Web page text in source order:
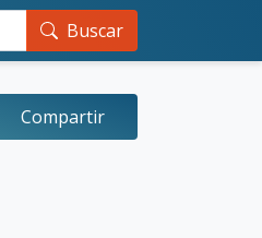
Buscar
Compartir